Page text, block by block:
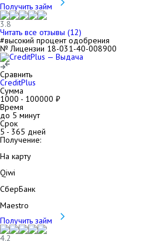
Получить займ
3.8
Читать все отзывы (12)
#высокий процент одобрения
№ Лицензии 18-031-40-008900
Сравнить
CreditPlus
Сумма
1000 - 100000 ₽
Время
до 5 минут
Срок
5- 365 дней
Получение:
На карту
Qiwi
СберБанк
Maestro
Получить займ
4.2